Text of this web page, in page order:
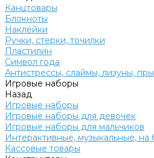
Канцтовары
Блокноты
Наклейки
Ручки, стерки, точилки
Пластилин
Символ года
Антистрессы, слаймы, лизуны,
Игровые наборы
Назад
Игровые наборы
Игровые наборы для девочек
Игровые наборы для мальчиков
Интерактивные, музыкальные, на
Кассовые товары